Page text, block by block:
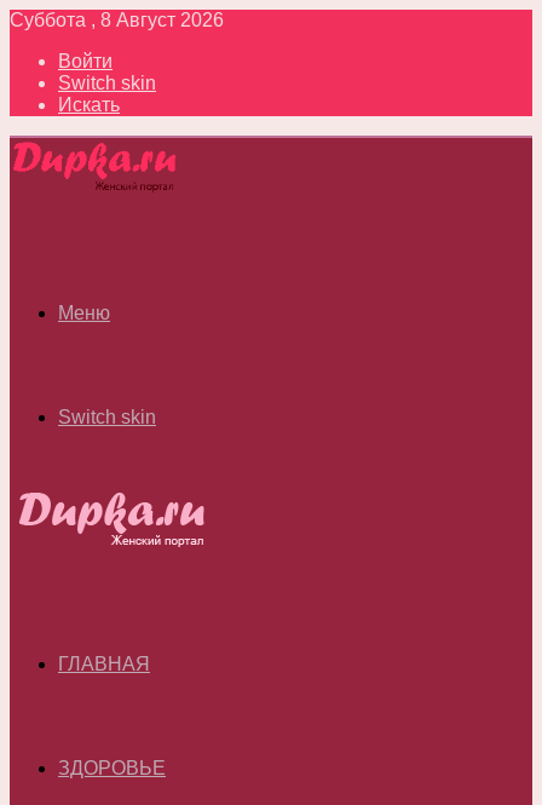
Суббота , 8 Август 2026
Войти
Switch skin
Искать
Меню
Switch skin
ГЛАВНАЯ
ЗДОРОВЬЕ